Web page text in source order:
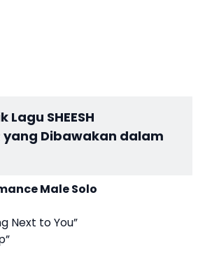
Lagu SHEESH
yang Dibawakan dalam
Male Solo
Next to You”